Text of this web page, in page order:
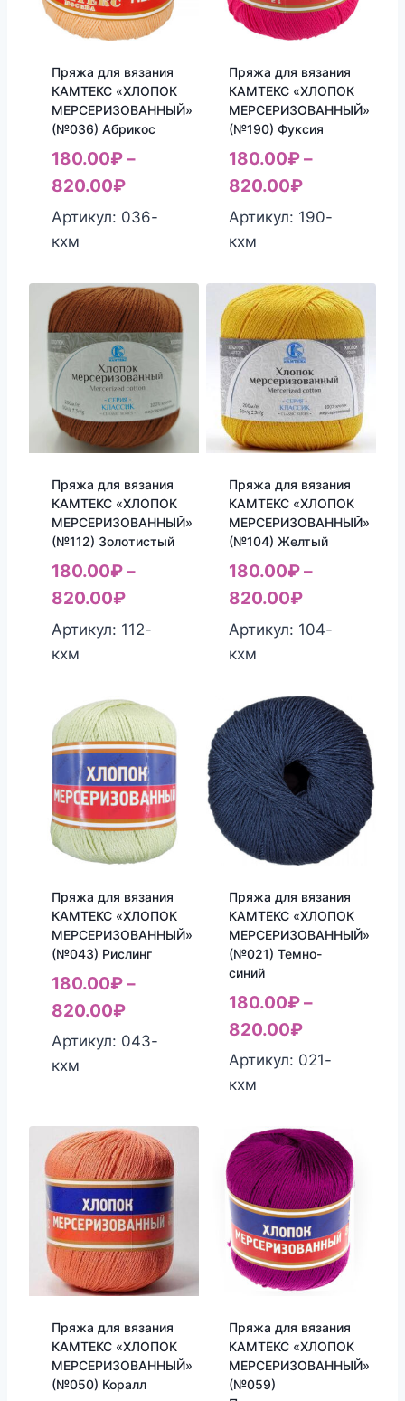
Пряжа для вязания
КАМТЕКС «ХЛОПОК
МЕРСЕРИЗОВАННЫЙ»
(№036) Абрикос
180.00₽–
820.00₽
Артикул: 036-
кхм
Пряжа для вязания
КАМТЕКС «ХЛОПОК
МЕРСЕРИЗОВАННЫЙ»
(№190) Фуксия
180.00₽–
820.00₽
Артикул: 190-
кхм
Пряжа для вязания
КАМТЕКС «ХЛОПОК
МЕРСЕРИЗОВАННЫЙ»
(№112) Золотистый
180.00₽–
820.00₽
Артикул: 112-
кхм
Пряжа для вязания
КАМТЕКС «ХЛОПОК
МЕРСЕРИЗОВАННЫЙ»
(№104) Желтый
180.00₽–
820.00₽
Артикул: 104-
кхм
Пряжа для вязания
КАМТЕКС «ХЛОПОК
МЕРСЕРИЗОВАННЫЙ»
(№043) Рислинг
180.00₽–
820.00₽
Артикул: 043-
кхм
Пряжа для вязания
КАМТЕКС «ХЛОПОК
МЕРСЕРИЗОВАННЫЙ»
(№021) Темно-
синий
180.00₽–
820.00₽
Артикул: 021-
кхм
Пряжа для вязания
КАМТЕКС «ХЛОПОК
МЕРСЕРИЗОВАННЫЙ»
(№050) Коралл
Пряжа для вязания
КАМТЕКС «ХЛОПОК
МЕРСЕРИЗОВАННЫЙ»
(№059)